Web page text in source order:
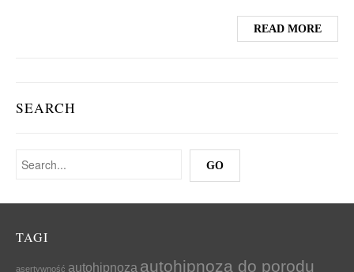
READ MORE
SEARCH
TAGI
asertywność autohipnoza autohipnoza do porodu